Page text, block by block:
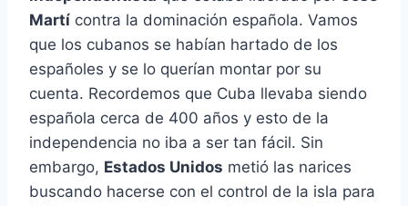
Martí contra la dominación española. Vamos
que los cubanos se habían hartado de los
españoles y se lo querían montar por su
cuenta. Recordemos que Cuba llevaba siendo
española cerca de 400 años y esto de la
independencia no iba a ser tan fácil. Sin
embargo, Estados Unidos metió las narices
buscando hacerse con el control de la isla para